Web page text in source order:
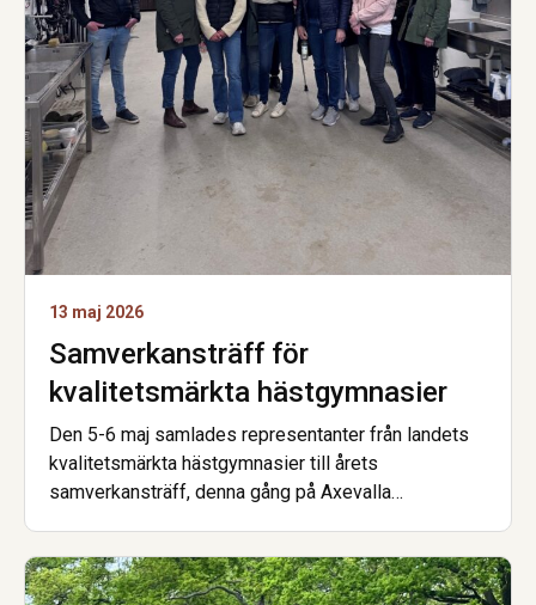
13 maj 2026
Samverkansträff för
kvalitetsmärkta hästgymnasier
Den 5-6 maj samlades representanter från landets
kvalitetsmärkta hästgymnasier till årets
samverkansträff, denna gång på Axevalla